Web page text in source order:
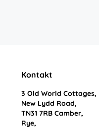
Kontakt
3 Old World Cottages,
New Lydd Road,
TN31 7RB Camber,
Rye,